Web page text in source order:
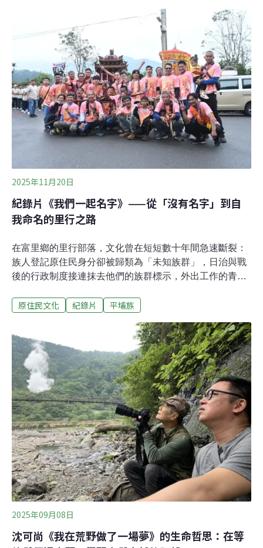
傷、復原帶到觀眾面前，並剖白在速食時代製作近一小時
沒旁白紀錄片的心路歷程。紀錄片將於8、9兩日在TIDF台
灣國際紀錄片影展首映，11日晚間10點在《我們的島》節
目播出。我們對水的記憶今年春季，台灣西部的冬天降雨
量創下近75年的新低點，苗栗地區啟動休耕因應機制，新
竹自來水也實施夜間減壓供水措施。當水庫逐漸見底，竹
苗的科技產業卻仍持續擴張。製作人于立平稱，三年一小
旱、十年一大旱，加上傳統工業遇上高科技產業，未來用
水需求只會越來越大。《我們的島》每年都
2025年11月20日
紀錄片《我們一起名字》——從「沒有名字」到自
我命名的里行之路
在富里鄉的里行部落，文化曾在短短數十年間急速斷裂：
族人登記原住民身分卻被歸類為「未知族群」，日治與戰
後的行政制度接連抹去他們的族群標示，外出工作的青年
協助文化計畫，開始記錄長輩口中的儀式、歌謠、招婚制
錄片《我們一起名字》。這部作品不只是文化復振的紀
錄，更是里行族人重新說出「我是誰」的過程。透過尋根
活動、重構服飾、歌舞課程與跨世代對話，影片呈現一個
部落如何在被忽視的歷史中重新找到自己的名字，並思考
未來文化如何繼續走下去。混族之地的歷史裂縫楊詠程拍
攝的契機，來自2021年原民會「平埔族群聚落活力計畫」
的委託。他原本是高雄人、漢人背景，此前在布農族部落
做過田野研究，後來因就讀台東大學南島文化研究所，結
識了里行部落的協會理事長張咖內，受邀進入部落協助文
化復振與田調工作。原只打算完成研究、拍完一部畢業
原住民文化 紀錄片 平埔族
2025年09月08日
沈可尚《我在荒野做了一場夢》的生命哲思：在等